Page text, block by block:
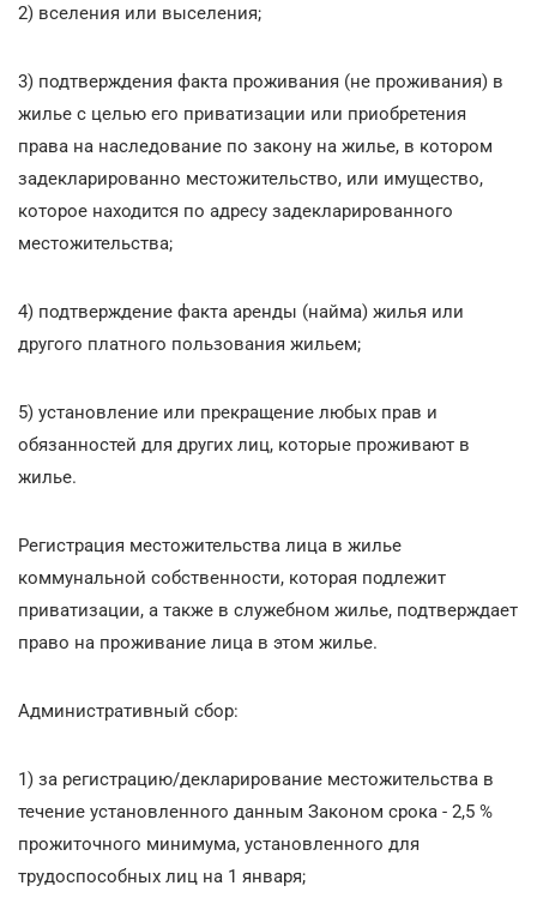
2) вселения или выселения;
3) подтверждения факта проживания (не проживания) в
жилье с целью его приватизации или приобретения
права на наследование по закону на жилье, в котором
задекларированно местожительство, или имущество,
которое находится по адресу задекларированного
местожительства;
4) подтверждение факта аренды (найма) жилья или
другого платного пользования жильем;
5) установление или прекращение любых прав и
обязанностей для других лиц, которые проживают в
жилье.
Регистрация местожительства лица в жилье
коммунальной собственности, которая подлежит
приватизации, а также в служебном жилье, подтверждает
право на проживание лица в этом жилье.
Административный сбор:
1) за регистрацию/декларирование местожительства в
течение установленного данным Законом срока - 2,5 %
прожиточного минимума, установленного для
трудоспособных лиц на 1 января;